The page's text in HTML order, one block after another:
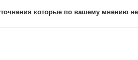
которые по вашему мнению